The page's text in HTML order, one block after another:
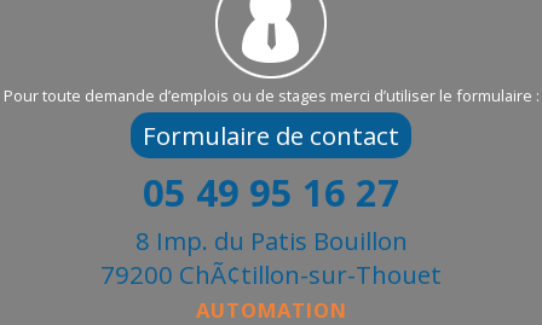
Pour toute demande d’emplois ou de stages merci d’utiliser le formulaire :
Formulaire de contact
05 49 95 16 27
8 Imp. du Patis Bouillon
79200 ChÃ¢tillon-sur-Thouet
AUTOMATION